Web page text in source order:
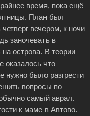
время, пока ещё
План был
вечером, к ночи
заночевать в
острова. В теории
оказалось что
нужно было разгрести
вопросы по
самый аврал.
к маме в Автово.